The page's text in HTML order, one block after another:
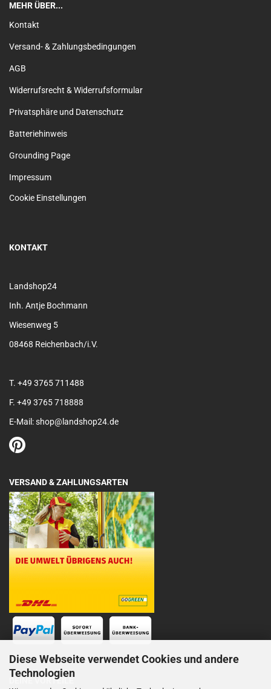
Diese Webseite verwendet Cookies und andere
Technologien
MEHR ÜBER...
Kontakt
Versand- & Zahlungsbedingungen
AGB
Widerrufsrecht & Widerrufsformular
Privatsphäre und Datenschutz
Batteriehinweis
Grounding Page
Impressum
Cookie Einstellungen
KONTAKT
Landshop24
Inh. Antje Bochmann
Wiesenweg 5
08468 Reichenbach/i.V.
T. +49 3765 711488
F. +49 3765 718888
E-Mail: shop@landshop24.de
VERSAND & ZAHLUNGSARTEN
DEINE VORTEILE